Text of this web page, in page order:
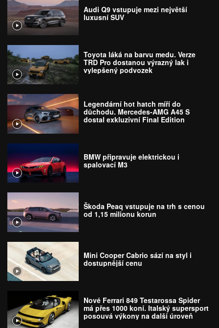
Audi Q9 vstupuje mezi největší
luxusní SUV
Toyota láká na barvu medu. Verze
TRD Pro dostanou výrazný lak i
vylepšený podvozek
Legendární hot hatch míří do
důchodu. Mercedes-AMG A45 S
dostal exkluzivní Final Edition
BMW připravuje elektrickou i
spalovací M3
Škoda Peaq vstupuje na trh s cenou
od 1,15 milionu korun
Mini Cooper Cabrio sází na styl i
dostupnější cenu
Nové Ferrari 849 Testarossa Spider
má přes 1000 koní. Italský supersport
posouvá výkony na další úroveň